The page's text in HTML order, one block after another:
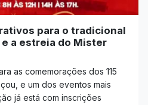
para o tradicional
a estreia do Mister
as comemorações dos 115
e um dos eventos mais
já está com inscrições